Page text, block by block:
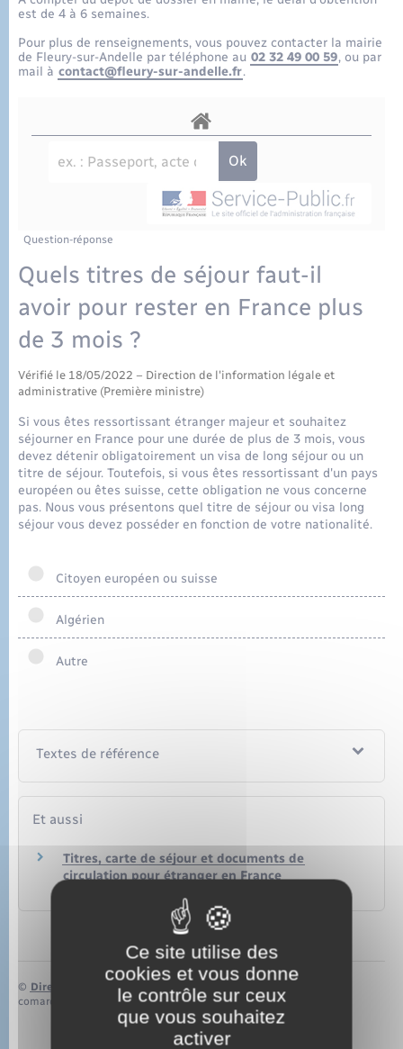
Enfants – Jeunes
Mariage – PACS
Recensement
Logement - Urbanisme
Numérique
Organisation d’événement
Santé
Seniors
Transports scolaires
Voirie et espace public
Travaux - Autorisation d’occupation de l’espace
public
Conseil municipal
Présentation de la commune
Publications
La Communauté de communes
est de 4 à 6 semaines.
Pour plus de renseignements, vous pouvez contacter la mairie
de Fleury-sur-Andelle par téléphone au 02 32 49 00 59, ou par
mail à contact@fleury-sur-andelle.fr.
Question-réponse
Quels titres de séjour faut-il
avoir pour rester en France plus
de 3 mois ?
Vérifié le 18/05/2022 – Direction de l'information légale et
administrative (Première ministre)
Si vous êtes ressortissant étranger majeur et souhaitez
séjourner en France pour une durée de plus de 3 mois, vous
devez détenir obligatoirement un visa de long séjour ou un
titre de séjour. Toutefois, si vous êtes ressortissant d'un pays
européen ou êtes suisse, cette obligation ne vous concerne
pas. Nous vous présentons quel titre de séjour ou visa long
séjour vous devez posséder en fonction de votre nationalité.
Citoyen européen ou suisse
Algérien
Autre
Textes de référence
Et aussi
Titres, carte de séjour et documents de
circulation pour étranger en France
© Direction de l’information légale et administrative
comarquage developpé parbaseo.io
Ce site utilise des
cookies et vous donne
le contrôle sur ceux
que vous souhaitez
activer